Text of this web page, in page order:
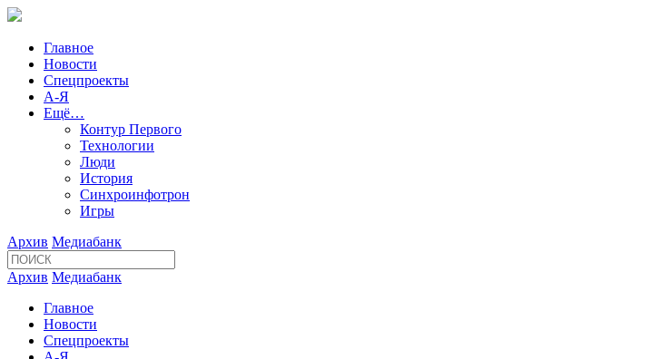
Главное
Новости
Спецпроекты
А-Я
Ещё…
Контур Первого
Технологии
Люди
История
Синхроинфотрон
Игры
Архив Медиабанк
Архив Медиабанк
Главное
Новости
Спецпроекты